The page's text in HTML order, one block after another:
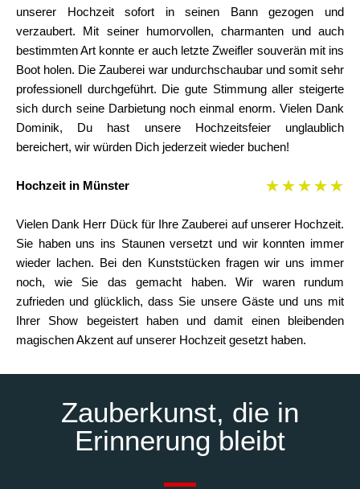
unserer Hochzeit sofort in seinen Bann gezogen und
verzaubert. Mit seiner humorvollen, charmanten und auch
bestimmten Art konnte er auch letzte Zweifler souverän mit ins
Boot holen. Die Zauberei war undurchschaubar und somit sehr
professionell durchgeführt. Die gute Stimmung aller steigerte
sich durch seine Darbietung noch einmal enorm. Vielen Dank
Dominik, Du hast unsere Hochzeitsfeier unglaublich
bereichert, wir würden Dich jederzeit wieder buchen!
Hochzeit in Münster ★★★★★
Vielen Dank Herr Dück für Ihre Zauberei auf unserer Hochzeit.
Sie haben uns ins Staunen versetzt und wir konnten immer
wieder lachen. Bei den Kunststücken fragen wir uns immer
noch, wie Sie das gemacht haben. Wir waren rundum
zufrieden und glücklich, dass Sie unsere Gäste und uns mit
Ihrer Show begeistert haben und damit einen bleibenden
magischen Akzent auf unserer Hochzeit gesetzt haben.
Zauberkunst, die in
Erinnerung bleibt